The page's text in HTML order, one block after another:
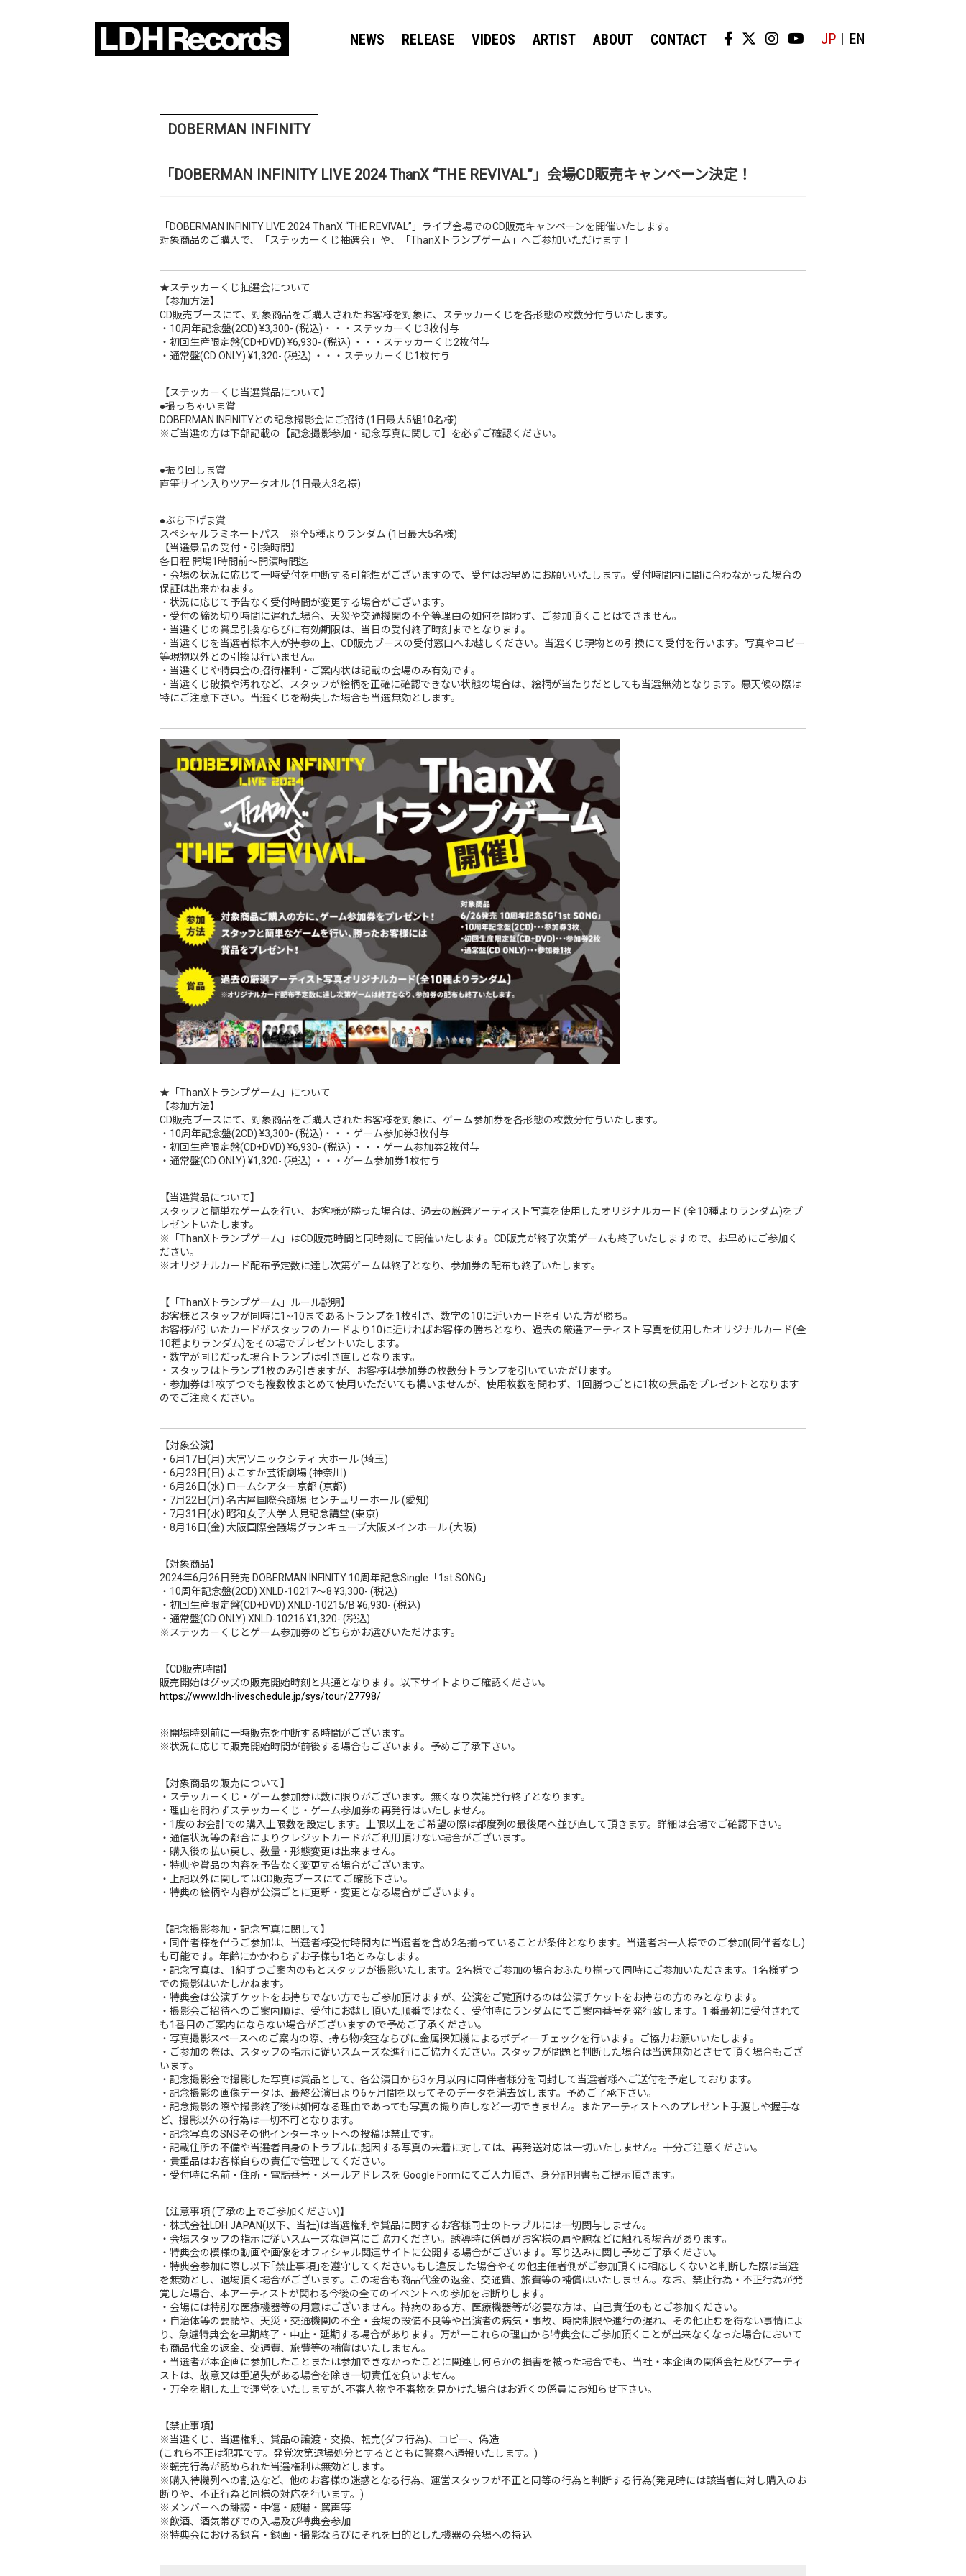
NEWS RELEASE VIDEOS ARTIST ABOUT CONTACT JP EN
DOBERMAN INFINITY
「DOBERMAN INFINITY LIVE 2024 ThanX “THE REVIVAL”」会場CD販売キャンペーン決定！
「DOBERMAN INFINITY LIVE 2024 ThanX “THE REVIVAL”」ライブ会場でのCD販売キャンペーンを開催いたします。
対象商品のご購入で、「ステッカーくじ抽選会」や、「ThanXトランプゲーム」へご参加いただけます！
★ステッカーくじ抽選会について
【参加方法】
CD販売ブースにて、対象商品をご購入されたお客様を対象に、ステッカーくじを各形態の枚数分付与いたします。
・10周年記念盤(2CD) ¥3,300- (税込)・・・ステッカーくじ3枚付与
・初回生産限定盤(CD+DVD) ¥6,930- (税込) ・・・ステッカーくじ2枚付与
・通常盤(CD ONLY) ¥1,320- (税込) ・・・ステッカーくじ1枚付与
【ステッカーくじ当選賞品について】
●撮っちゃいま賞
DOBERMAN INFINITYとの記念撮影会にご招待 (1日最大5組10名様)
※ご当選の方は下部記載の【記念撮影参加・記念写真に関して】を必ずご確認ください。
●振り回しま賞
直筆サイン入りツアータオル (1日最大3名様)
●ぶら下げま賞
スペシャルラミネートパス ※全5種よりランダム (1日最大5名様)
【当選景品の受付・引換時間】
各日程 開場1時間前～開演時間迄
・会場の状況に応じて一時受付を中断する可能性がございますので、受付はお早めにお願いいたします。受付時間内に間に合わなかった場合の
保証は出来かねます。
・状況に応じて予告なく受付時間が変更する場合がございます。
・受付の締め切り時間に遅れた場合、天災や交通機関の不全等理由の如何を問わず、ご参加頂くことはできません。
・当選くじの賞品引換ならびに有効期限は、当日の受付終了時刻までとなります。
・当選くじを当選者様本人が持参の上、CD販売ブースの受付窓口へお越しください。当選くじ現物との引換にて受付を行います。写真やコピー
等現物以外との引換は行いません。
・当選くじや特典会の招待権利・ご案内状は記載の会場のみ有効です。
・当選くじ破損や汚れなど、スタッフが絵柄を正確に確認できない状態の場合は、絵柄が当たりだとしても当選無効となります。悪天候の際は
特にご注意下さい。当選くじを紛失した場合も当選無効とします。
★「ThanXトランプゲーム」について
【参加方法】
CD販売ブースにて、対象商品をご購入されたお客様を対象に、ゲーム参加券を各形態の枚数分付与いたします。
・10周年記念盤(2CD) ¥3,300- (税込)・・・ゲーム参加券3枚付与
・初回生産限定盤(CD+DVD) ¥6,930- (税込) ・・・ゲーム参加券2枚付与
・通常盤(CD ONLY) ¥1,320- (税込) ・・・ゲーム参加券1枚付与
【当選賞品について】
スタッフと簡単なゲームを行い、お客様が勝った場合は、過去の厳選アーティスト写真を使用したオリジナルカード (全10種よりランダム)をプ
レゼントいたします。
※「ThanXトランプゲーム」はCD販売時間と同時刻にて開催いたします。CD販売が終了次第ゲームも終了いたしますので、お早めにご参加く
ださい。
※オリジナルカード配布予定数に達し次第ゲームは終了となり、参加券の配布も終了いたします。
【「ThanXトランプゲーム」ルール説明】
お客様とスタッフが同時に1~10まであるトランプを1枚引き、数字の10に近いカードを引いた方が勝ち。
お客様が引いたカードがスタッフのカードより10に近ければお客様の勝ちとなり、過去の厳選アーティスト写真を使用したオリジナルカード(全
10種よりランダム)をその場でプレゼントいたします。
・数字が同じだった場合トランプは引き直しとなります。
・スタッフはトランプ1枚のみ引きますが、お客様は参加券の枚数分トランプを引いていただけます。
・参加券は1枚ずつでも複数枚まとめて使用いただいても構いませんが、使用枚数を問わず、1回勝つごとに1枚の景品をプレゼントとなります
のでご注意ください。
【対象公演】
・6月17日(月) 大宮ソニックシティ 大ホール (埼玉)
・6月23日(日) よこすか芸術劇場 (神奈川)
・6月26日(水) ロームシアター京都 (京都)
・7月22日(月) 名古屋国際会議場 センチュリーホール (愛知)
・7月31日(水) 昭和女子大学 人見記念講堂 (東京)
・8月16日(金) 大阪国際会議場グランキューブ大阪メインホール (大阪)
【対象商品】
2024年6月26日発売 DOBERMAN INFINITY 10周年記念Single「1st SONG」
・10周年記念盤(2CD) XNLD-10217〜8 ¥3,300- (税込)
・初回生産限定盤(CD+DVD) XNLD-10215/B ¥6,930- (税込)
・通常盤(CD ONLY) XNLD-10216 ¥1,320- (税込)
※ステッカーくじとゲーム参加券のどちらかお選びいただけます。
【CD販売時間】
販売開始はグッズの販売開始時刻と共通となります。以下サイトよりご確認ください。
https://www.ldh-liveschedule.jp/sys/tour/27798/
※開場時刻前に一時販売を中断する時間がございます。
※状況に応じて販売開始時間が前後する場合もございます。予めご了承下さい。
【対象商品の販売について】
・ステッカーくじ・ゲーム参加券は数に限りがございます。無くなり次第発行終了となります。
・理由を問わずステッカーくじ・ゲーム参加券の再発行はいたしません。
・1度のお会計での購入上限数を設定します。上限以上をご希望の際は都度列の最後尾へ並び直して頂きます。詳細は会場でご確認下さい。
・通信状況等の都合によりクレジットカードがご利用頂けない場合がございます。
・購入後の払い戻し、数量・形態変更は出来ません。
・特典や賞品の内容を予告なく変更する場合がございます。
・上記以外に関してはCD販売ブースにてご確認下さい。
・特典の絵柄や内容が公演ごとに更新・変更となる場合がございます。
【記念撮影参加・記念写真に関して】
・同伴者様を伴うご参加は、当選者様受付時間内に当選者を含め2名揃っていることが条件となります。当選者お一人様でのご参加(同伴者なし)
も可能です。年齢にかかわらずお子様も1名とみなします。
・記念写真は、1組ずつご案内のもとスタッフが撮影いたします。2名様でご参加の場合おふたり揃って同時にご参加いただきます。1名様ずつ
での撮影はいたしかねます。
・特典会は公演チケットをお持ちでない方でもご参加頂けますが、公演をご覧頂けるのは公演チケットをお持ちの方のみとなります。
・撮影会ご招待へのご案内順は、受付にお越し頂いた順番ではなく、受付時にランダムにてご案内番号を発行致します。1 番最初に受付されて
も1番目のご案内にならない場合がございますので予めご了承ください。
・写真撮影スペースへのご案内の際、持ち物検査ならびに金属探知機によるボディーチェックを行います。ご協力お願いいたします。
・ご参加の際は、スタッフの指示に従いスムーズな進行にご協力ください。スタッフが問題と判断した場合は当選無効とさせて頂く場合もござ
います。
・記念撮影会で撮影した写真は賞品として、各公演日から3ヶ月以内に同伴者様分を同封して当選者様へご送付を予定しております。
・記念撮影の画像データは、最終公演日より6ヶ月間を以ってそのデータを消去致します。予めご了承下さい。
・記念撮影の際や撮影終了後は如何なる理由であっても写真の撮り直しなど一切できません。またアーティストへのプレゼント手渡しや握手な
ど、撮影以外の行為は一切不可となります。
・記念写真のSNSその他インターネットへの投稿は禁止です。
・記載住所の不備や当選者自身のトラブルに起因する写真の未着に対しては、再発送対応は一切いたしません。十分ご注意ください。
・貴重品はお客様自らの責任で管理してください｡
・受付時に名前・住所・電話番号・メールアドレスを Google Formにてご入力頂き、身分証明書もご提示頂きます。
【注意事項 (了承の上でご参加ください)】
・株式会社LDH JAPAN(以下、当社)は当選権利や賞品に関するお客様同士のトラブルには一切関与しません。
・会場スタッフの指示に従いスムーズな運営にご協力ください。誘導時に係員がお客様の肩や腕などに触れる場合があります｡
・特典会の模様の動画や画像をオフィシャル関連サイトに公開する場合がございます。写り込みに関し予めご了承ください。
・特典会参加に際し以下｢禁止事項｣を遵守してください｡もし違反した場合やその他主催者側がご参加頂くに相応しくないと判断した際は当選
を無効とし、退場頂く場合がございます。この場合も商品代金の返金、交通費、旅費等の補償はいたしません。なお、禁止行為・不正行為が発
覚した場合、本アーティストが関わる今後の全てのイベントへの参加をお断りします。
・会場には特別な医療機器等の用意はございません。持病のある方、医療機器等が必要な方は、自己責任のもとご参加ください。
・自治体等の要請や、天災・交通機関の不全・会場の設備不良等や出演者の病気・事故、時間制限や進行の遅れ、その他止むを得ない事情によ
り、急遽特典会を早期終了・中止・延期する場合があります。万が一これらの理由から特典会にご参加頂くことが出来なくなった場合において
も商品代金の返金、交通費、旅費等の補償はいたしません。
・当選者が本企画に参加したことまたは参加できなかったことに関連し何らかの損害を被った場合でも、当社・本企画の関係会社及びアーティ
ストは、故意又は重過失がある場合を除き一切責任を負いません。
・万全を期した上で運営をいたしますが､不審人物や不審物を見かけた場合はお近くの係員にお知らせ下さい。
【禁止事項】
※当選くじ、当選権利、賞品の譲渡・交換、転売(ダフ行為)、コピー、偽造
(これら不正は犯罪です。発覚次第退場処分とするとともに警察へ通報いたします。)
※転売行為が認められた当選権利は無効とします。
※購入待機列への割込など、他のお客様の迷惑となる行為、運営スタッフが不正と同等の行為と判断する行為(発見時には該当者に対し購入のお
断りや、不正行為と同様の対応を行います。)
※メンバーへの誹謗・中傷・威嚇・罵声等
※飲酒、酒気帯びでの入場及び特典会参加
※特典会における録音・録画・撮影ならびにそれを目的とした機器の会場への持込